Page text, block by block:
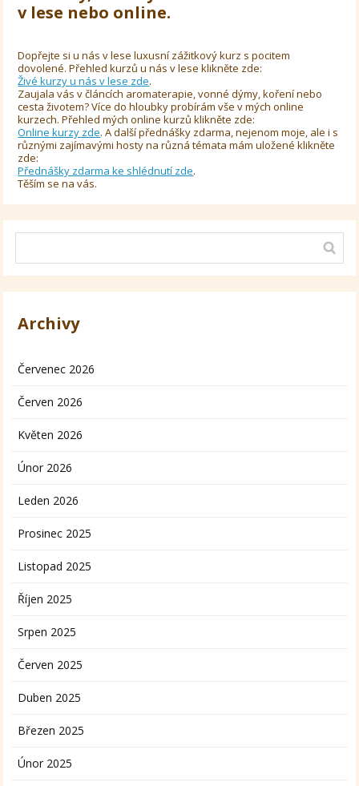
v lese nebo online.
Dopřejte si u nás v lese luxusní zážitkový kurz s pocitem
dovolené. Přehled kurzů u nás v lese klikněte zde:
Živé kurzy u nás v lese zde.
Zaujala vás v článcích aromaterapie, vonné dýmy, koření nebo
cesta životem? Více do hloubky probírám vše v mých online
kurzech. Přehled mých online kurzů klikněte zde:
Online kurzy zde. A další přednášky zdarma, nejenom moje, ale i s
různými zajímavými hosty na různá témata mám uložené klikněte
zde:
Přednášky zdarma ke shlédnutí zde.
Těším se na vás.
Archivy
Červenec 2026
Červen 2026
Květen 2026
Únor 2026
Leden 2026
Prosinec 2025
Listopad 2025
Říjen 2025
Srpen 2025
Červen 2025
Duben 2025
Březen 2025
Únor 2025